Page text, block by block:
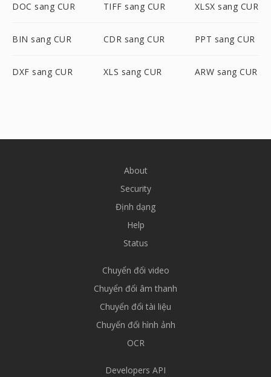
DOC sang CUR TIFF sang CUR XLSX sang CUR
BIN sang CUR CDR sang CUR PPT sang CUR
DXF sang CUR XLS sang CUR ARW sang CUR
About
Security
Định dạng
Help
Status
Chuyển đổi video
Chuyển đổi âm thanh
Chuyển đổi tài liệu
Chuyển đổi hình ảnh
OCR
Developers API